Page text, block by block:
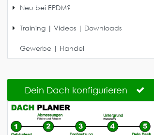
Neu bei EPDM?
Training | Videos | Downloads
Gewerbe | Handel
Dein Dach konfigurieren